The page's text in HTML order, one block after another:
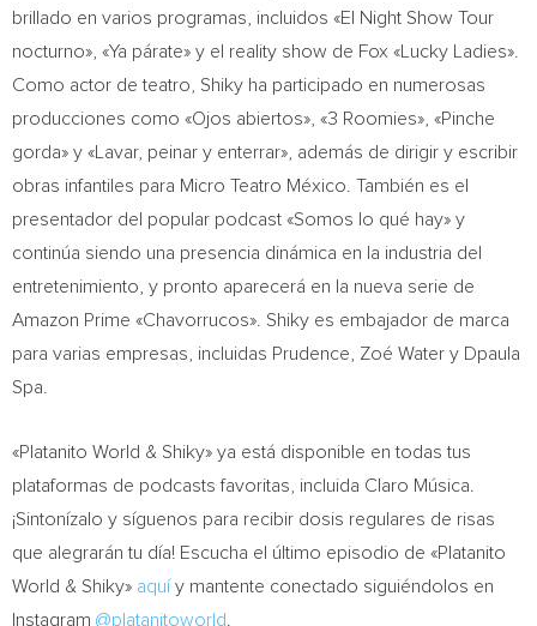
brillado en varios programas, incluidos «El Night Show Tour
nocturno», «Ya párate» y el reality show de Fox «Lucky Ladies».
Como actor de teatro, Shiky ha participado en numerosas
producciones como «Ojos abiertos», «3 Roomies», «Pinche
gorda» y «Lavar, peinar y enterrar», además de dirigir y escribir
obras infantiles para Micro Teatro México. También es el
presentador del popular podcast «Somos lo qué hay» y
continúa siendo una presencia dinámica en la industria del
entretenimiento, y pronto aparecerá en la nueva serie de
Amazon Prime «Chavorrucos». Shiky es embajador de marca
para varias empresas, incluidas Prudence, Zoé Water y Dpaula
Spa.
«Platanito World & Shiky» ya está disponible en todas tus
plataformas de podcasts favoritas, incluida Claro Música.
¡Sintonízalo y síguenos para recibir dosis regulares de risas
que alegrarán tu día! Escucha el último episodio de «Platanito
World & Shiky» aquí y mantente conectado siguiéndolos en
Instagram @platanitoworld